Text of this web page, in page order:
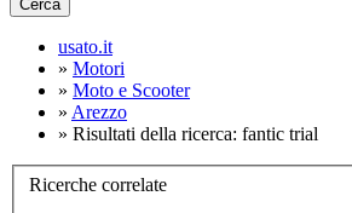
Cerca
usato.it
» Motori
» Moto e Scooter
» Arezzo
» Risultati della ricerca: fantic trial
Ricerche correlate